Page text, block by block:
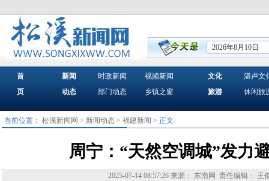
2026年8月10日
首
页
新闻
动态
时政新闻
部门动态
视频新闻
乡镇之窗
文化
旅游
湛卢文
休闲旅
当前位置：松溪新闻网 > 新闻动态 >福建新闻 > 正文
周宁：“天然空调城”发力
2025-07-14 08:57:26 来源： 东南网 责任编辑： 王